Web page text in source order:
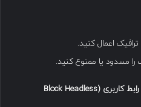
اعمال کنید.
کاربری (Block Headless